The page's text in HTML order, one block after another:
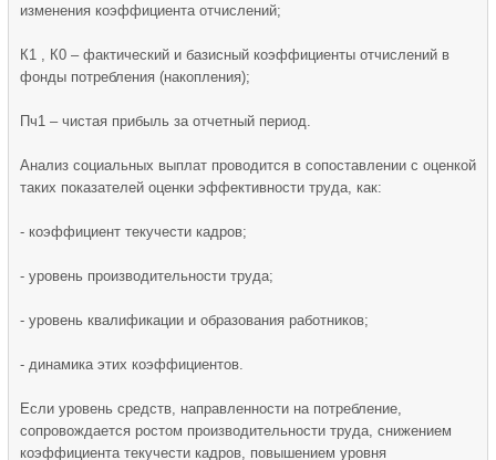
изменения коэффициента отчислений;
К1 , К0 – фактический и базисный коэффициенты отчислений в
фонды потребления (накопления);
Пч1 – чистая прибыль за отчетный период.
Анализ социальных выплат проводится в сопоставлении с оценкой
таких показателей оценки эффективности труда, как:
- коэффициент текучести кадров;
- уровень производительности труда;
- уровень квалификации и образования работников;
- динамика этих коэффициентов.
Если уровень средств, направленности на потребление,
сопровождается ростом производительности труда, снижением
коэффициента текучести кадров, повышением уровня